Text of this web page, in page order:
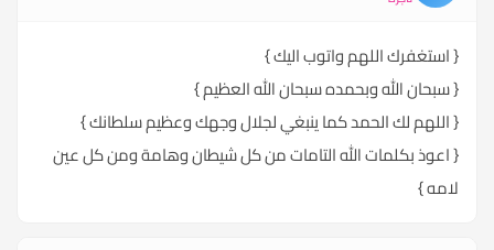
{ استغفرك اللهم واتوب اليك }
{ سبحان الله وبحمده سبحان الله العظيم }
{ اللهم لك الحمد كما ينبغي لجلال وجهك وعظيم سلطانك }
{ اعوذ بكلمات الله التامات من كل شيطان وهامة ومن كل عين
لامه }